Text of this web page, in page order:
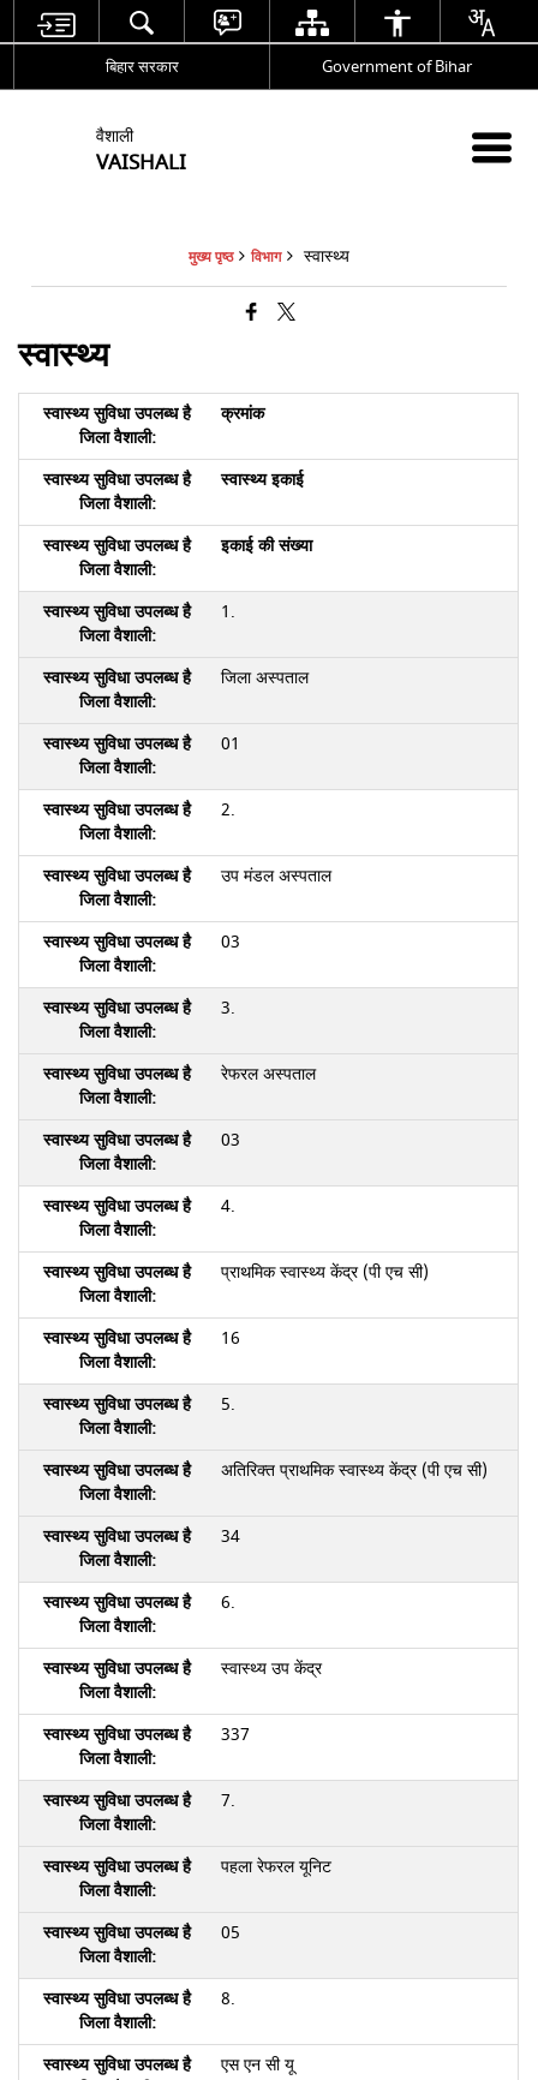
बिहार सरकार Government of Bihar
वैशाली
VAISHALI
मुख्य पृष्ठ विभाग स्वास्थ्य
स्वास्थ्य
क्रमांक
स्वास्थ्य इकाई
इकाई की संख्या
1.
जिला अस्पताल
01
2.
उप मंडल अस्पताल
03
3.
रेफरल अस्पताल
03
4.
प्राथमिक स्वास्थ्य केंद्र (पी एच सी)
16
5.
अतिरिक्त प्राथमिक स्वास्थ्य केंद्र (पी एच सी)
34
6.
स्वास्थ्य उप केंद्र
337
7.
पहला रेफरल यूनिट
05
8.
एस एन सी यू